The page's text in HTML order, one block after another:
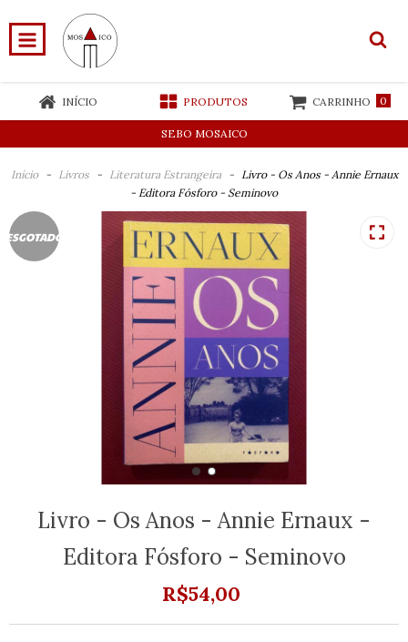
INÍCIO PRODUTOS CARRINHO 0
SEBO MOSAICO
Início - Livros - Literatura Estrangeira - Livro - Os Anos - Annie Ernaux
- Editora Fósforo - Seminovo
ESGOTADO
Livro - Os Anos - Annie Ernaux -
Editora Fósforo - Seminovo
R$54,00